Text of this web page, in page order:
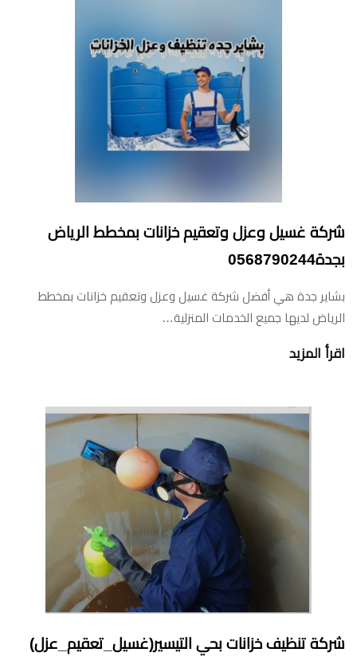
شركة غسيل وعزل وتعقيم خزانات بمخطط الرياض
بجدة0568790244
بشاير جدة هي أفضل شركة غسيل وعزل وتعقيم خزانات بمخطط
الرياض لديها جميع الخدمات المنزلية…
اقرأ المزيد
شركة تنظيف خزانات بحي التيسير(غسيل_تعقيم_عزل)